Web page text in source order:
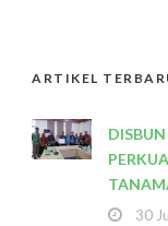
ARTIKEL
30